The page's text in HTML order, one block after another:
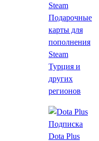
Steam
Подарочные
карты для
пополнения
Steam
Турция и
других
регионов
Подписка
Dota Plus
Купить
III со
Все цены
Лаунчеры
Магазины
Маркетплейс
Похожие